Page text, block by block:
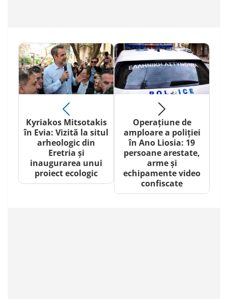
Kyriakos Mitsotakis
în Evia: Vizită la situl
arheologic din
Eretria și
inaugurarea unui
proiect ecologic
Operațiune de
amploare a poliției
în Ano Liosia: 19
persoane arestate,
arme și
echipamente video
confiscate